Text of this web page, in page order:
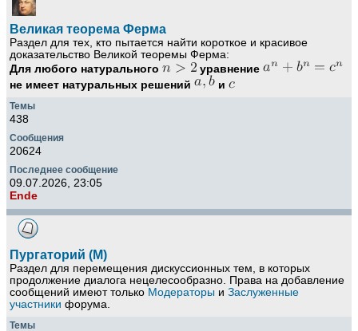
Великая теорема Ферма
Раздел для тех, кто пытается найти короткое и красивое
доказательство Великой теоремы Ферма:
Для любого натурального
уравнение
не имеет натуральных решений
и
438
20624
09.07.2026, 23:05
Ende
Пургаторий (М)
Раздел для перемещения дискуссионных тем, в которых
продолжение диалога нецелесообразно. Права на добавление
сообщений имеют только Модераторы и Заслуженные
участники форума.